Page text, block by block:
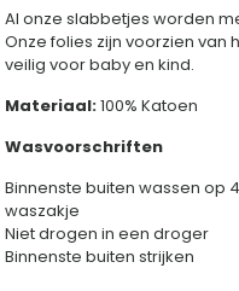
Al onze slabbetjes worden
Onze folies zijn voorzien
veilig voor baby en kind.
Materiaal:100% Katoen
Wasvoorschriften
Binnenste buiten wassen op
waszakje
Niet drogen in een droger
Binnenste buiten strijken